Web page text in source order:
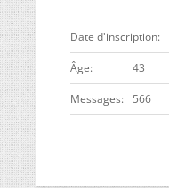
Date d'inscription
ge 43
Messages 566